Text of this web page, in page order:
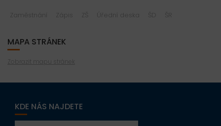
Zaměstnání Zápis ZŠ Úřední deska ŠD ŠR
MAPA STRÁNEK
Zobrazit mapu stránek
KDE NÁS NAJDETE